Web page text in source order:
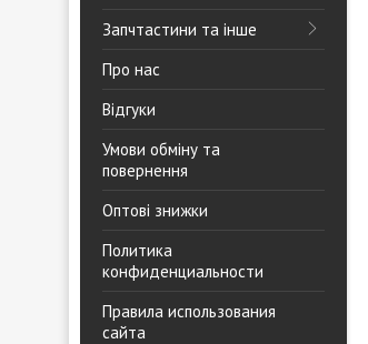
Запчтастини та інше
Про нас
Відгуки
Умови обміну та
повернення
Оптові знижки
Политика
конфиденциальности
Правила использования
сайта